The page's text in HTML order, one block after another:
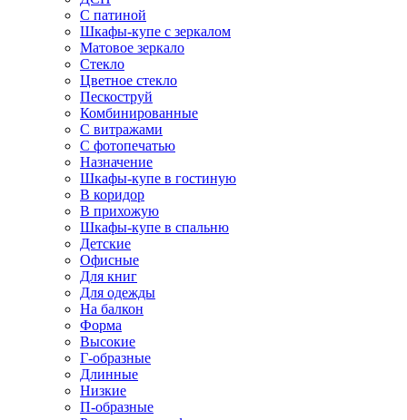
С патиной
Шкафы-купе с зеркалом
Матовое зеркало
Стекло
Цветное стекло
Пескоструй
Комбинированные
С витражами
С фотопечатью
Назначение
Шкафы-купе в гостиную
В коридор
В прихожую
Шкафы-купе в спальню
Детские
Офисные
Для книг
Для одежды
На балкон
Форма
Высокие
Г-образные
Длинные
Низкие
П-образные